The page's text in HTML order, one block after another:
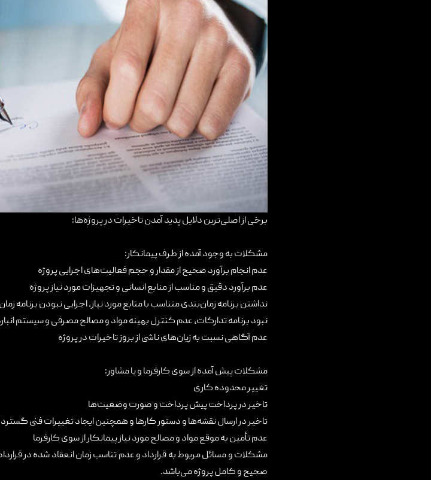
برخی از اصلی‌ترین دلایل پدید آمدن تاخیرات در پروژه‌ها:
مشکلات به وجود آمده از طرف پیمانکار:
عدم انجام برآورد صحیح از مقدار و حجم فعالیت‌های اجرایی پروژه
عدم برآورد دقیق و مناسب از منابع انسانی و تجهیزات مورد نیاز پروژه
نداشتن برنامه زمان‌بندی متناسب با منابع مورد نیاز، اجرایی نبودن برنامه‌
نبود برنامه تدارکات، عدم کنترل بهینه مواد و مصالح مصرفی و سیستم
عدم آگاهی نسبت به زیان‌های ناشی از بروز تاخیرات در پروژه
مشکلات پیش آمده از سوی کارفرما و یا مشاور:
تغییر محدوده کاری
تاخیر در پرداخت پیش پرداخت و صورت وضعیت‌ها
تاخیر در ارسال نقشه‌ها و دستور کارها و همچنین ایجاد تغییرات فنی
عدم تأمین به موقع مواد و مصالح مورد نیاز پیمانکار از سوی کارفرما
مشکلات و مسائل مربوط به قرارداد و عدم تناسب زمان انعقاد شده در
صحیح و کامل پروژه می‌باشد.